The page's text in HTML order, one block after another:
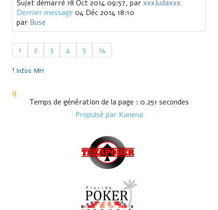
Sujet démarré 18 Oct 2014 09:57, par xxxJudaxxx
Dernier message 04 Déc 2014 18:10
par Buse
1 2 3 4 5 14
Infos MH
Temps de génération de la page : 0.251 secondes
Propulsé par Kunena